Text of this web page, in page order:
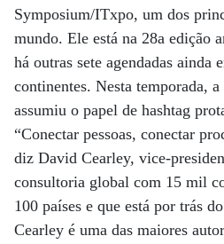
Symposium/ITxpo, um dos
mundo. Ele está na 28a edição
há outras sete agendadas ainda
continentes. Nesta temporada,
assumiu o papel de hashtag
“Conectar pessoas, conectar
diz David Cearley, vice-
consultoria global com 15 mil
100 países e que está por trás
Cearley é uma das maiores